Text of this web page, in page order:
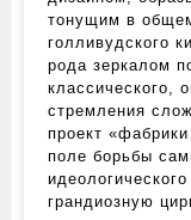
тонущим в
голливудского
рода зеркалом
классического,
стремления
проект
поле борьбы
грандиозную